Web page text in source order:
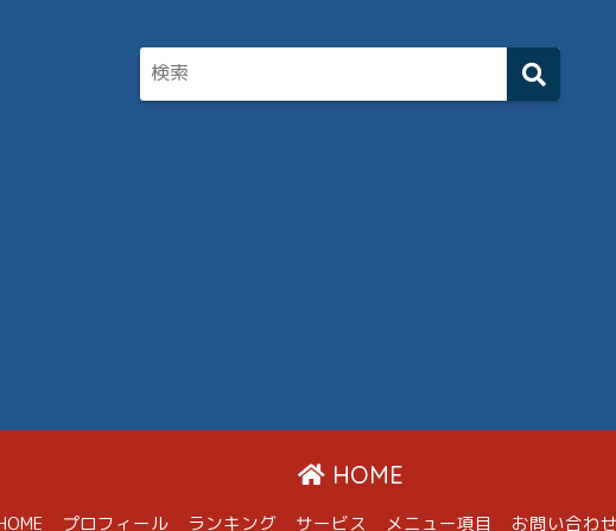
HOME
プロフィール ランキング サービス メニュー項目 お問い合わせ